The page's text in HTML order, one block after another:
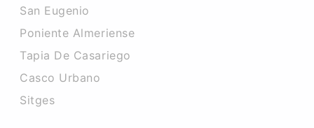
San Eugenio
Poniente Almeriense
Tapia De Casariego
Casco Urbano
Sitges